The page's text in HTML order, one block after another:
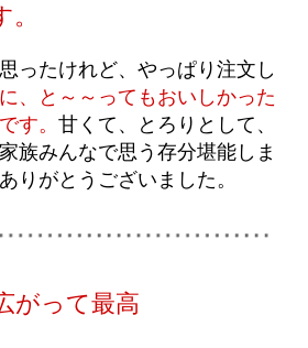
ったけれど、やっぱり注文し
、と～～ってもおいしかった
す。 甘くて、とろりとして、
族みんなで思う存分堪能しま
りがとうございました。
がって最高